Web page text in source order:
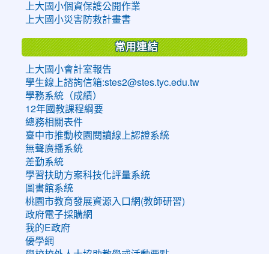
上大國小個資保護公開作業
上大國小災害防救計畫書
常用連結
上大國小會計室報告
學生線上諮詢信箱:stes2@stes.tyc.edu.tw
學務系統（成績）
12年國教課程綱要
總務相關表件
臺中市推動校園閱讀線上認證系統
無聲廣播系統
差勤系統
學習扶助方案科技化評量系統
圖書館系統
桃園市教育發展資源入口網(教師研習)
政府電子採購網
我的E政府
優學網